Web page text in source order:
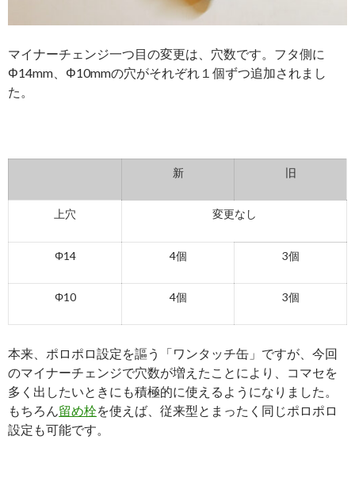
マイナーチェンジ一つ目の変更は、穴数です。フタ側に
Φ14mm、Φ10mmの穴がそれぞれ１個ずつ追加されまし
た。
新 旧
上穴 変更なし
Φ14 4個 3個
Φ10 4個 3個
本来、ポロポロ設定を謳う「ワンタッチ缶」ですが、今回
のマイナーチェンジで穴数が増えたことにより、コマセを
多く出したいときにも積極的に使えるようになりました。
もちろん留め栓を使えば、従来型とまったく同じポロポロ
設定も可能です。